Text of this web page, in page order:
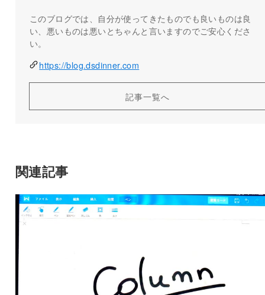
このブログでは、自分が使ってきたものでも良いものは良
い、悪いものは悪いとちゃんと言いますのでご安心くださ
い。
https://blog.dsdinner.com
記事一覧へ
関連記事